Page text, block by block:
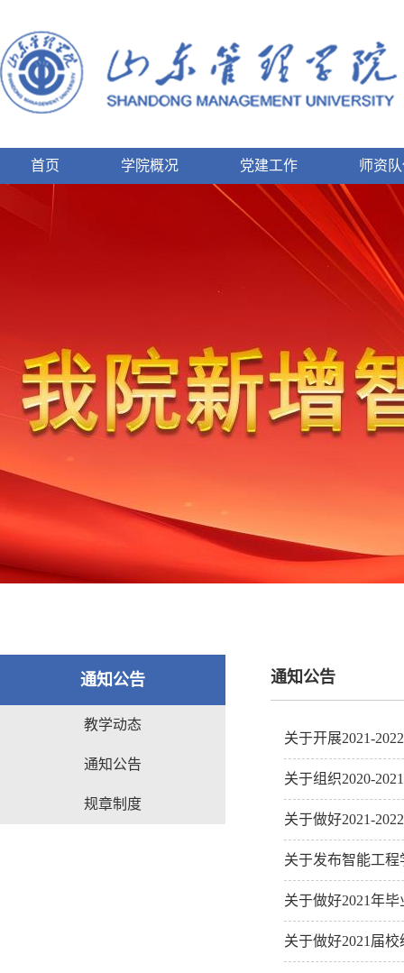
首页 学院概况 党建工作 师资
通知公告
教学动态
通知公告
规章制度
通知公告
关于开展2021-
关于组织2020-
关于做好2021-
关于发布智能工
关于做好2021年
关于做好2021届